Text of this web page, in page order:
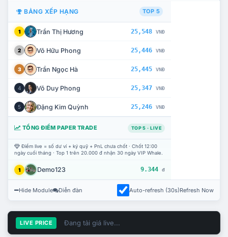
BẢNG XẾP HẠNG TOP 5
1 Trần Thị Hương 25,548 VNĐ
2 Võ Hữu Phong 25,446 VNĐ
3 Trần Ngọc Hà 25,445 VNĐ
4 Võ Duy Phong 25,347 VNĐ
5 Đặng Kim Quỳnh 25,246 VNĐ
TỔNG ĐIỂM PAPER TRADE TOP 5 · LIVE
Điểm live = số dư ví + ký quỹ + PnL chưa chốt · Chốt 12:00
ngày cuối tháng · Top 1 trên 20.000 đ nhận 30 ngày VIP Whale.
1 Demo123 9.344 đ
Hide Module Diễn đàn Auto-refresh (30s)Refresh Now
LIVE PRICE Đang tải giá live...